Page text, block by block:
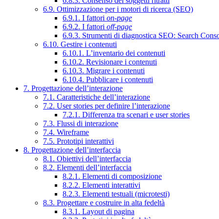
6.9. Ottimizzazione per i motori di ricerca (SEO)
6.9.1. I fattori on-page
6.9.2. I fattori off-page
6.9.3. Strumenti di diagnostica SEO: Search
6.10. Gestire i contenuti
6.10.1. L’inventario dei contenuti
6.10.2. Revisionare i contenuti
6.10.3. Migrare i contenuti
6.10.4. Pubblicare i contenuti
7. Progettazione dell’interazione
7.1. Caratteristiche dell’interazione
7.2. User stories per definire l’interazione
7.2.1. Differenza tra scenari e user stories
7.3. Flussi di interazione
7.4. Wireframe
7.5. Prototipi interattivi
8. Progettazione dell’interfaccia
8.1. Obiettivi dell’interfaccia
8.2. Elementi dell’interfaccia
8.2.1. Elementi di composizione
8.2.2. Elementi interattivi
8.2.3. Elementi testuali (microtesti)
8.3. Progettare e costruire in alta fedeltà
8.3.1. Layout di pagina